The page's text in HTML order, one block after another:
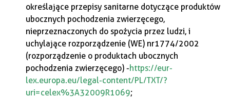
określające przepisy sanitarne dotyczące produktów
ubocznych pochodzenia zwierzęcego,
nieprzeznaczonych do spożycia przez ludzi, i
uchylające rozporządzenie (WE) nr 1774/2002
(rozporządzenie o produktach ubocznych
pochodzenia zwierzęcego) -https://eur-
lex.europa.eu/legal-content/PL/TXT/?
uri=celex%3A32009R1069;